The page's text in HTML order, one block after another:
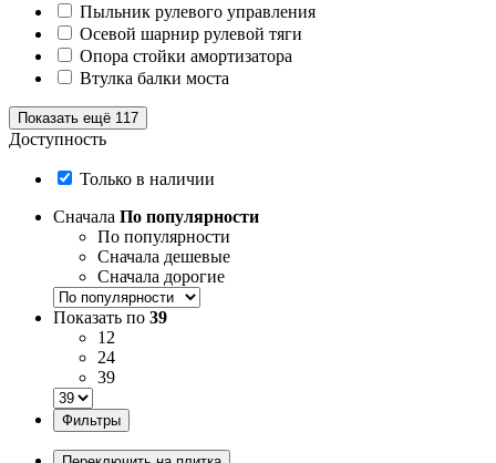
Пыльник рулевого управления
Осевой шарнир рулевой тяги
Опора стойки амортизатора
Втулка балки моста
Показать ещё 117
Доступность
Только в наличии
Сначала По популярности
По популярности
Сначала дешевые
Сначала дорогие
Показать по 39
12
24
39
Фильтры